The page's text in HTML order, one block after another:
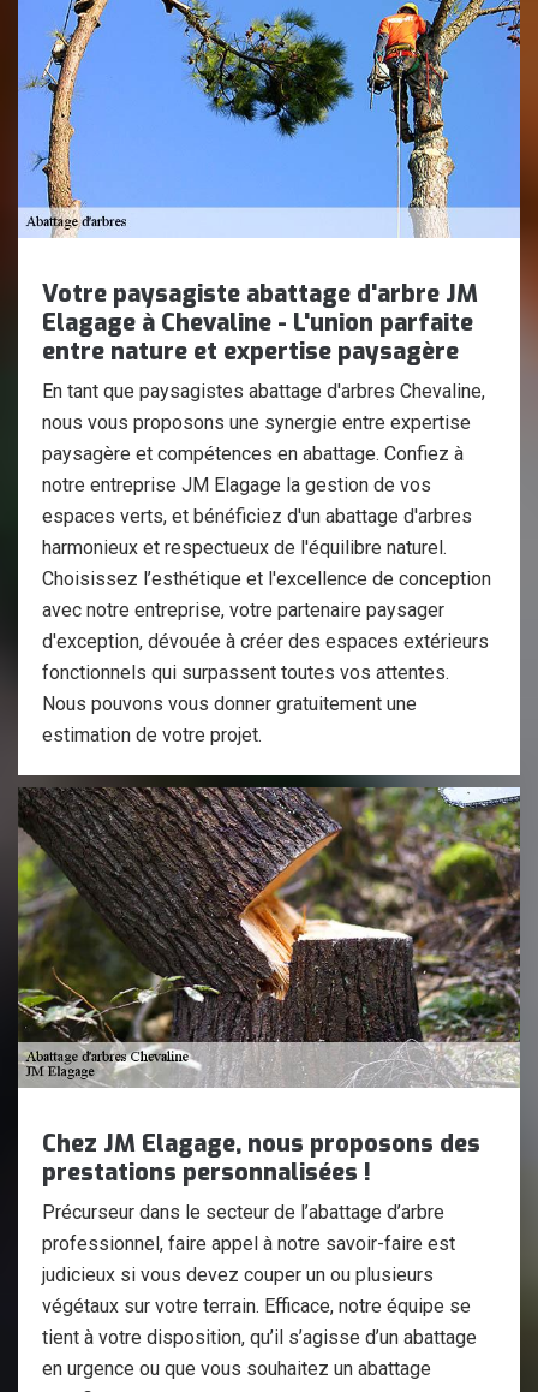
Votre paysagiste abattage d'arbre JM
Elagage à Chevaline - L'union parfaite
entre nature et expertise paysagère
En tant que paysagistes abattage d'arbres Chevaline,
nous vous proposons une synergie entre expertise
paysagère et compétences en abattage. Confiez à
notre entreprise JM Elagage la gestion de vos
espaces verts, et bénéficiez d'un abattage d'arbres
harmonieux et respectueux de l'équilibre naturel.
Choisissez l’esthétique et l'excellence de conception
avec notre entreprise, votre partenaire paysager
d'exception, dévouée à créer des espaces extérieurs
fonctionnels qui surpassent toutes vos attentes.
Nous pouvons vous donner gratuitement une
estimation de votre projet.
Chez JM Elagage, nous proposons des
prestations personnalisées !
Précurseur dans le secteur de l’abattage d’arbre
professionnel, faire appel à notre savoir-faire est
judicieux si vous devez couper un ou plusieurs
végétaux sur votre terrain. Efficace, notre équipe se
tient à votre disposition, qu’il s’agisse d’un abattage
en urgence ou que vous souhaitez un abattage